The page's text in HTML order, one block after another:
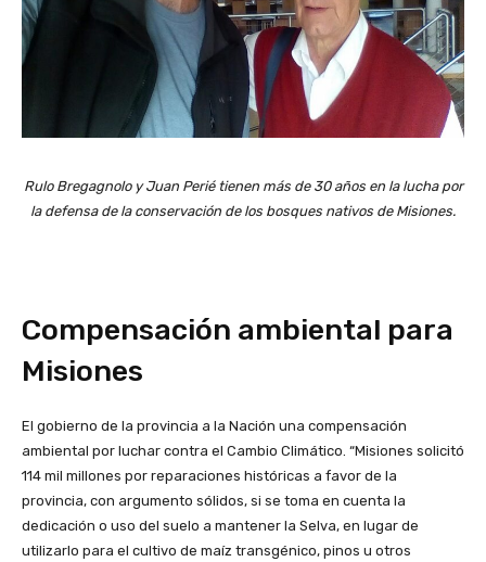
Rulo Bregagnolo y Juan Perié tienen más de 30 años en la lucha por
la defensa de la conservación de los bosques nativos de Misiones.
Compensación ambiental para
Misiones
El gobierno de la provincia a la Nación una compensación
ambiental por luchar contra el Cambio Climático. “Misiones solicitó
114 mil millones por reparaciones históricas a favor de la
provincia, con argumento sólidos, si se toma en cuenta la
dedicación o uso del suelo a mantener la Selva, en lugar de
utilizarlo para el cultivo de maíz transgénico, pinos u otros